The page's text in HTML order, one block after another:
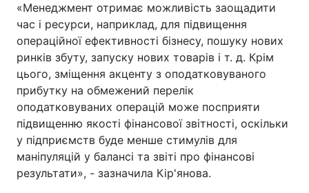
«Менеджмент отримає можливість заощадити
час і ресурси, наприклад, для підвищення
операційної ефективності бізнесу, пошуку нових
ринків збуту, запуску нових товарів і т. д. Крім
цього, зміщення акценту з оподатковуваного
прибутку на обмежений перелік
оподатковуваних операцій може посприяти
підвищенню якості фінансової звітності, оскільки
у підприємств буде менше стимулів для
маніпуляцій у балансі та звіті про фінансові
результати», - зазначила Кір'янова.